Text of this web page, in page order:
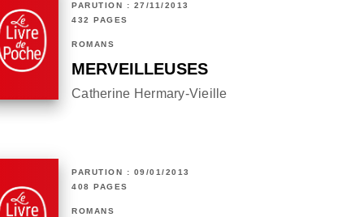
PARUTION : 27/11/2013
432 PAGES
ROMANS
MERVEILLEUSES
Catherine Hermary-Vieille
PARUTION : 09/01/2013
408 PAGES
ROMANS